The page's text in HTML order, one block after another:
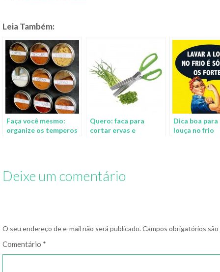
Leia Também:
Faça você mesmo:
organize os temperos
Quero: faca para
cortar ervas e
Dica boa para
louça no frio
Deixe um comentário
O seu endereço de e-mail não será publicado. Campos obrigatórios
Comentário *